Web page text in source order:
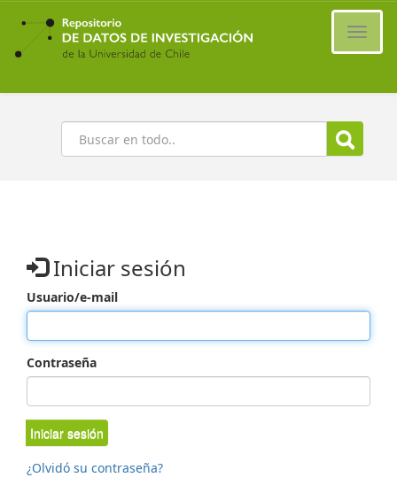
Ir
contenido
principal
Buscar
Iniciar sesión
Usuario/e-mail
Contraseña
Iniciar sesión
¿Olvidó su contraseña?